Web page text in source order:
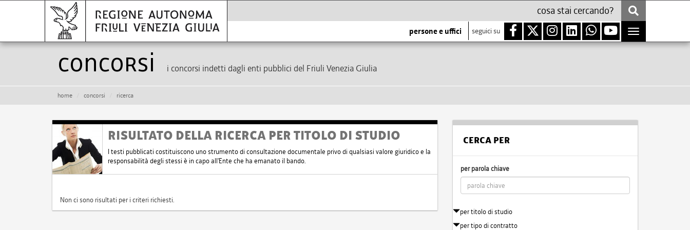
persone e uffici seguici su
Toggle
navigation
Concorsi i concorsi indetti dagli enti pubblici del Friuli Venezia Giulia
home concorsi ricerca
RISULTATO DELLA RICERCA PER TITOLO DI STUDIO
I testi pubblicati costituiscono uno strumento di consultazione documentale privo di qualsiasi valore giuridico e la
responsabilità degli stessi è in capo all'Ente che ha emanato il bando.
Non ci sono risultati per i criteri richiesti.
CERCA PER
per parola chiave
per titolo di studio
per tipo di contratto